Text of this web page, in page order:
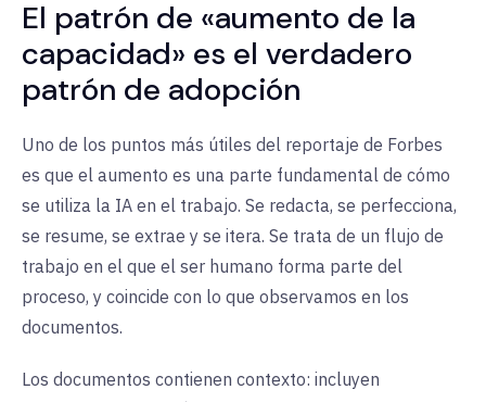
El patrón de «aumento de la
capacidad» es el verdadero
patrón de adopción
Uno de los puntos más útiles del reportaje de Forbes
es que el aumento es una parte fundamental de cómo
se utiliza la IA en el trabajo. Se redacta, se perfecciona,
se resume, se extrae y se itera. Se trata de un flujo de
trabajo en el que el ser humano forma parte del
proceso, y coincide con lo que observamos en los
documentos.
Los documentos contienen contexto: incluyen